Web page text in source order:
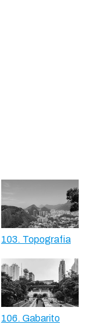
103. Topografia
106. Gabarito